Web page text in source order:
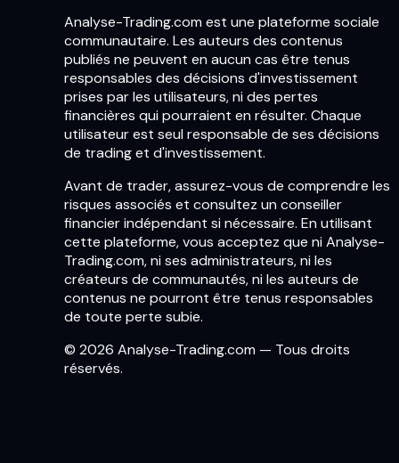
Analyse-Trading.com est une plateforme sociale
communautaire. Les auteurs des contenus
publiés ne peuvent en aucun cas être tenus
responsables des décisions d'investissement
prises par les utilisateurs, ni des pertes
financières qui pourraient en résulter. Chaque
utilisateur est seul responsable de ses décisions
de trading et d'investissement.
Avant de trader, assurez-vous de comprendre les
risques associés et consultez un conseiller
financier indépendant si nécessaire. En utilisant
cette plateforme, vous acceptez que ni Analyse-
Trading.com, ni ses administrateurs, ni les
créateurs de communautés, ni les auteurs de
contenus ne pourront être tenus responsables
de toute perte subie.
© 2026 Analyse-Trading.com — Tous droits
réservés.